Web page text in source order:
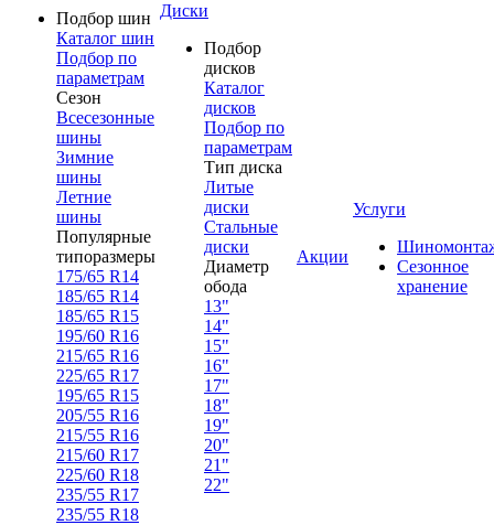
Подбор шин
Каталог шин
Подбор по
параметрам
Сезон
Всесезонные
шины
Зимние
шины
Летние
шины
Популярные
типоразмеры
175/65 R14
185/65 R14
185/65 R15
195/60 R16
215/65 R16
225/65 R17
195/65 R15
205/55 R16
215/55 R16
215/60 R17
225/60 R18
235/55 R17
235/55 R18
Диски
Подбор
дисков
Каталог
дисков
Подбор по
параметрам
Тип диска
Литые
диски
Стальные
диски
Диаметр
обода
13"
14"
15"
16"
17"
18"
19"
20"
21"
22"
Акции
Услуги
Сезонное
хранение